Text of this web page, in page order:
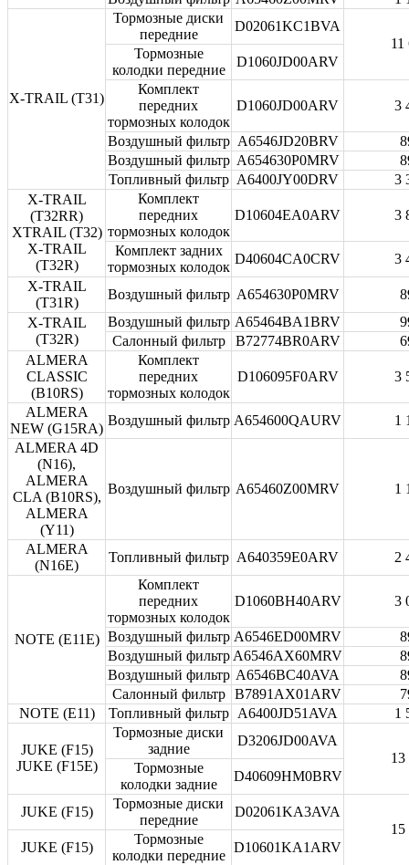
X-TRAIL (T31)
Тормозные диски
передние
D02061KC1BVA
11
Тормозные
колодки передние
D1060JD00ARV
Комплект
передних
тормозных колодок
D1060JD00ARV 3
Воздушный фильтр A6546JD20BRV
Воздушный фильтр A654630P0MRV
Топливный фильтр A6400JY00DRV
3
X-TRAIL
(T32RR)
XTRAIL (T32)
X-TRAIL
(T32R)
Комплект
передних
тормозных колодок
D10604EA0ARV 3
Комплект задних
тормозных колодок
D40604CA0CRV
3
X-TRAIL
(T31R)
Воздушный фильтр A654630P0MRV
X-TRAIL
(T32R)
Воздушный фильтр A65464BA1BRV
Салонный фильтр
B72774BR0ARV
ALMERA
CLASSIC
(B10RS)
Комплект
передних
тормозных колодок
D106095F0ARV 3
ALMERA
NEW (G15RA)
Воздушный фильтр A654600QAURV
1
ALMERA 4D
(N16),
ALMERA
CLA (B10RS),
ALMERA
(Y11)
Воздушный фильтр A65460Z00MRV 1
ALMERA
(N16E)
Топливный фильтр A640359E0ARV 2
NOTE (E11E)
Комплект
передних
тормозных колодок
D1060BH40ARV 3
Воздушный фильтр A6546ED00MRV
Воздушный фильтр A6546AX60MRV
Воздушный фильтр A6546BC40AVA
Салонный фильтр
B7891AX01ARV
NOTE (E11)
Топливный фильтр A6400JD51AVA 1
JUKE (F15)
JUKE (F15E)
Тормозные диски
задние
D3206JD00AVA
13
Тормозные
колодки задние
D40609HM0BRV
JUKE (F15)
Тормозные диски
передние
D02061KA3AVA
15
JUKE (F15)
Тормозные
колодки передние
D10601KA1ARV